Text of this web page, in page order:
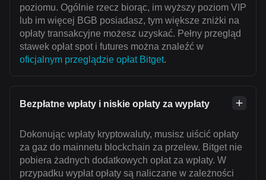
poziomu. Ogólnie rzecz biorąc, im wyższy poziom VIP
lub im więcej BGB posiadasz, tym większe zniżki na
opłaty transakcyjne możesz uzyskać. Pełny przegląd
stawek opłat spot i futures można znaleźć w
oficjalnym przeglądzie opłat Bitget.
Bezpłatne wpłaty i niskie opłaty za wypłaty
Dokonując wpłaty kryptowaluty, musisz uiścić opłaty
za gaz do mainnetu blockchain za przelew. Bitget nie
pobiera żadnych dodatkowych opłat za wpłaty. W
przypadku wypłat opłaty są naliczane w zależności